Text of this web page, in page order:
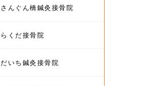
さんぐん橋鍼灸接骨院
らくだ接骨院
だいち鍼灸接骨院